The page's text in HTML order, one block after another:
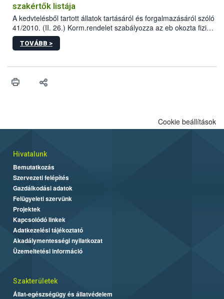
szakértők listája
A kedvtelésből tartott állatok tartásáról és forgalmazásáról szóló
41/2010. (II. 26.) Korm.rendelet szabályozza az eb okozta fizikai
sérülés, illetve ennek veszélye keletkezésekor felmerülő
hatósági feladatokat, valamint a veszélyes eb tartását és annak
vonni az ebek viselkedésének megítélésében jártas szakértőt.
TOVÁBB >
Cookie beállítások
Hivatalunk
Bemutatkozás
Szervezeti felépítés
Gazdálkodási adatok
Felügyeleti szervünk
Projektek
Kapcsolódó linkek
Adatkezelési tájékoztató
Akadálymentességi nyilatkozat
Üzemeltetési információ
Szakterületek
Állat-egészségügy és állatvédelem